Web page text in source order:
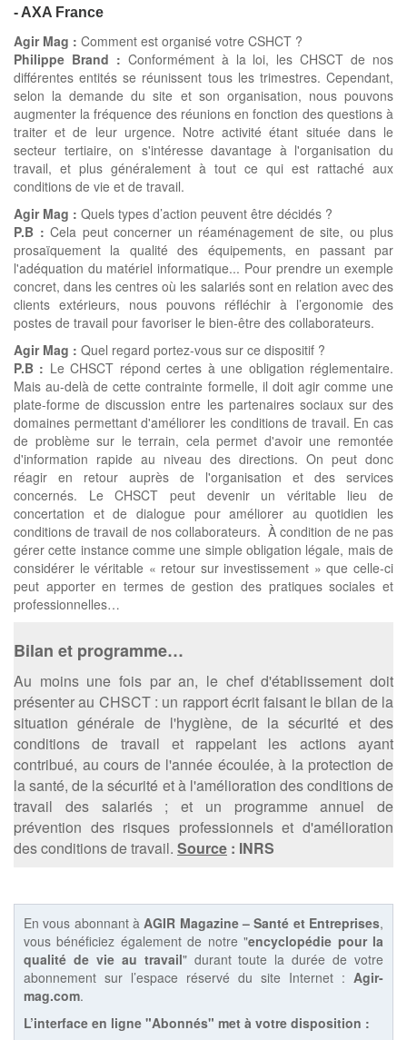
- AXA France
Agir Mag : Comment est organisé votre CSHCT ?
Philippe Brand : Conformément à la loi, les CHSCT de nos
différentes entités se réunissent tous les trimestres. Cependant,
selon la demande du site et son organisation, nous pouvons
augmenter la fréquence des réunions en fonction des questions à
traiter et de leur urgence. Notre activité étant située dans le
secteur tertiaire, on s'intéresse davantage à l'organisation du
travail, et plus généralement à tout ce qui est rattaché aux
conditions de vie et de travail.
Agir Mag : Quels types d’action peuvent être décidés ?
P.B : Cela peut concerner un réaménagement de site, ou plus
prosaïquement la qualité des équipements, en passant par
l'adéquation du matériel informatique... Pour prendre un exemple
concret, dans les centres où les salariés sont en relation avec des
clients extérieurs, nous pouvons réfléchir à l’ergonomie des
postes de travail pour favoriser le bien-être des collaborateurs.
Agir Mag : Quel regard portez-vous sur ce dispositif ?
P.B : Le CHSCT répond certes à une obligation réglementaire.
Mais au-delà de cette contrainte formelle, il doit agir comme une
plate-forme de discussion entre les partenaires sociaux sur des
domaines permettant d'améliorer les conditions de travail. En cas
de problème sur le terrain, cela permet d'avoir une remontée
d'information rapide au niveau des directions. On peut donc
réagir en retour auprès de l'organisation et des services
concernés. Le CHSCT peut devenir un véritable lieu de
concertation et de dialogue pour améliorer au quotidien les
conditions de travail de nos collaborateurs. À condition de ne pas
gérer cette instance comme une simple obligation légale, mais de
considérer le véritable « retour sur investissement » que celle-ci
peut apporter en termes de gestion des pratiques sociales et
professionnelles…
Bilan et programme…
Au moins une fois par an, le chef d'établissement doit
présenter au CHSCT : un rapport écrit faisant le bilan de la
situation générale de l'hygiène, de la sécurité et des
conditions de travail et rappelant les actions ayant
contribué, au cours de l'année écoulée, à la protection de
la santé, de la sécurité et à l'amélioration des conditions de
travail des salariés ; et un programme annuel de
prévention des risques professionnels et d'amélioration
des conditions de travail. Source : INRS
En vous abonnant àAGIR Magazine – Santé et Entreprises,
vous bénéficiez également de notre "encyclopédie pour la
qualité de vie au travail" durant toute la durée de votre
abonnement sur l’espace réservé du site Internet : Agir-
mag.com.
L’interface en ligne "Abonnés" met à votre disposition :